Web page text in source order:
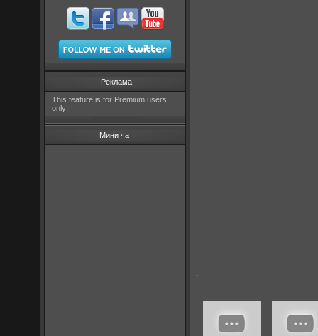
Реклама
This feature is for Premium users
only!
Мини чат